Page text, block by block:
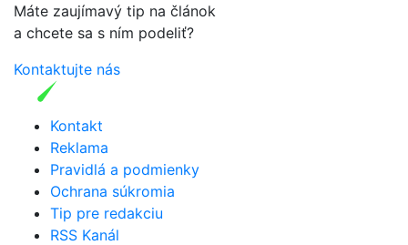
Máte zaujímavý tip na článok
a chcete sa s ním podeliť?
Kontaktujte nás
Kontakt
Reklama
Pravidlá a podmienky
Ochrana súkromia
Tip pre redakciu
RSS Kanál